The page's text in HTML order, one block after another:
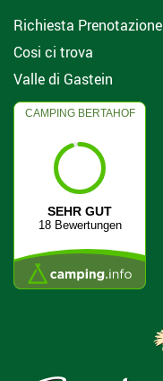
Richiesta Prenotazione
Cosi ci trova
Valle di Gastein
CAMPING BERTAHOF
SEHR GUT
18 Bewertungen